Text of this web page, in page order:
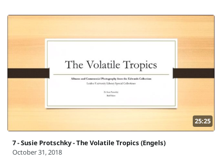
25:25
7 - Susie Protschky - The Volatile Tropics (Engels)
October 31, 2018